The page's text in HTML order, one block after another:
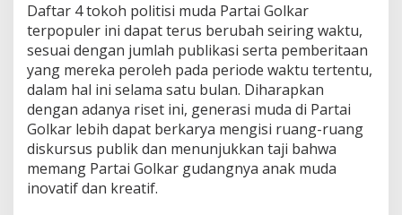
Daftar 4 tokoh politisi muda Partai Golkar
terpopuler ini dapat terus berubah seiring waktu,
sesuai dengan jumlah publikasi serta pemberitaan
yang mereka peroleh pada periode waktu tertentu,
dalam hal ini selama satu bulan. Diharapkan
dengan adanya riset ini, generasi muda di Partai
Golkar lebih dapat berkarya mengisi ruang-ruang
diskursus publik dan menunjukkan taji bahwa
memang Partai Golkar gudangnya anak muda
inovatif dan kreatif.